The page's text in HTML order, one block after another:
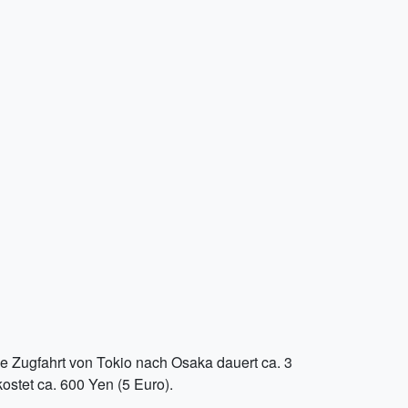
von Tokio nach Osaka dauert ca. 3
ca. 600 Yen (5 Euro).